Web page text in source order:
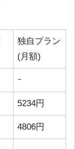
独自プラン
(月額)
ｰ
5234円
4806円